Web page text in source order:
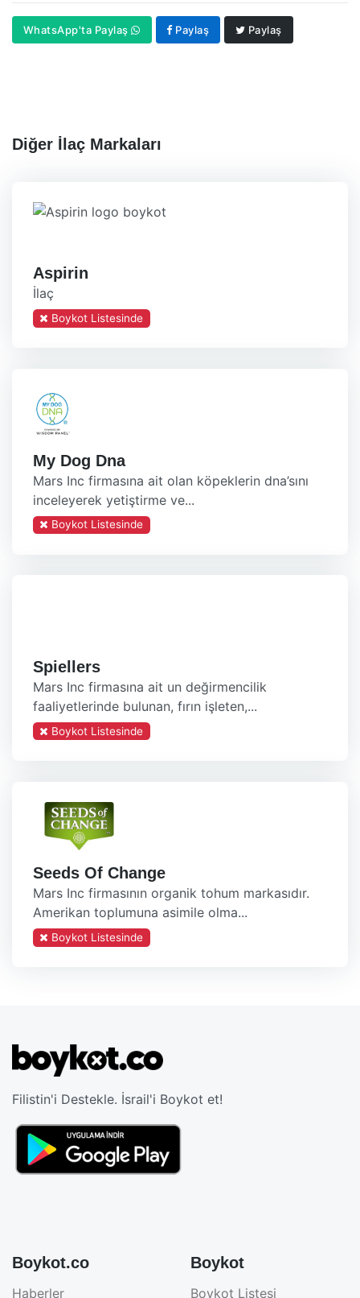
WhatsApp'ta Paylaş Paylaş Paylaş
Diğer İlaç Markaları
Aspirin
İlaç
Boykot Listesinde
My Dog Dna
Mars Inc firmasına ait olan köpeklerin dna’sını
inceleyerek yetiştirme ve...
Boykot Listesinde
Spiellers
Mars Inc firmasına ait un değirmencilik
faaliyetlerinde bulunan, fırın işleten,...
Boykot Listesinde
Seeds Of Change
Mars Inc firmasının organik tohum markasıdır.
Amerikan toplumuna asimile olma...
Boykot Listesinde
Filistin'i Destekle. İsrail'i Boykot et!
Boykot.co
Haberler
Boykot
Boykot Listesi